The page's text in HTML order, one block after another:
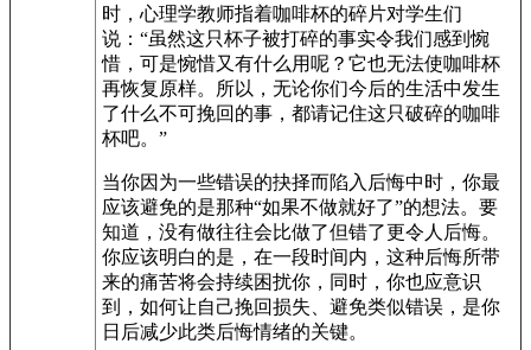
时，心理学教师指着咖啡杯的碎片对学生们
说：“虽然这只杯子被打碎的事实令我们感到惋
惜，可是惋惜又有什么用呢？它也无法使咖啡杯
再恢复原样。所以，无论你们今后的生活中发生
了什么不可挽回的事，都请记住这只破碎的咖啡
杯吧。”
当你因为一些错误的抉择而陷入后悔中时，你最
应该避免的是那种“如果不做就好了”的想法。要
知道，没有做往往会比做了但错了更令人后悔。
你应该明白的是，在一段时间内，这种后悔所带
来的痛苦将会持续困扰你，同时，你也应意识
到，如何让自己挽回损失、避免类似错误，是你
日后减少此类后悔情绪的关键。